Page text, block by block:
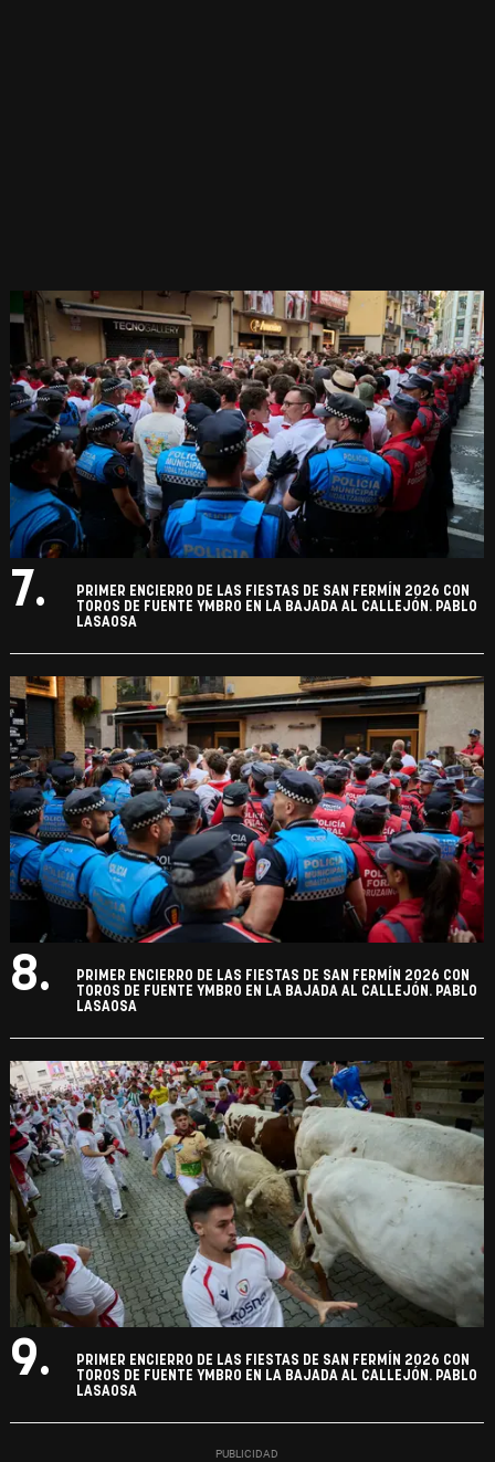
7.
PRIMER ENCIERRO DE LAS FIESTAS DE SAN FERMÍN 2026 CON
TOROS DE FUENTE YMBRO EN LA BAJADA AL CALLEJÓN. PABLO
LASAOSA
8.
PRIMER ENCIERRO DE LAS FIESTAS DE SAN FERMÍN 2026 CON
TOROS DE FUENTE YMBRO EN LA BAJADA AL CALLEJÓN. PABLO
LASAOSA
9.
PRIMER ENCIERRO DE LAS FIESTAS DE SAN FERMÍN 2026 CON
TOROS DE FUENTE YMBRO EN LA BAJADA AL CALLEJÓN. PABLO
LASAOSA